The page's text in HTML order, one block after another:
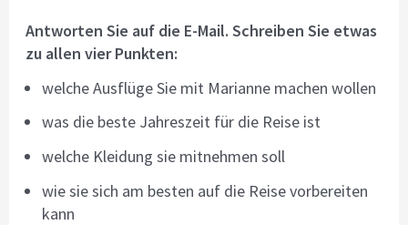
Antworten Sie auf die E-Mail. Schreiben Sie etwas
zu allen vier Punkten:
welche Ausflüge Sie mit Marianne machen wollen
was die beste Jahreszeit für die Reise ist
welche Kleidung sie mitnehmen soll
wie sie sich am besten auf die Reise vorbereiten
kann